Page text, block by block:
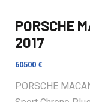
PORSCHE
2017
60500 €
PORSCHE